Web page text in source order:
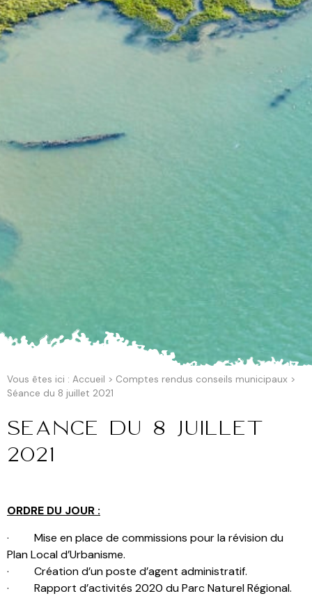
Vous êtes ici : Accueil > Comptes rendus conseils municipaux >
Séance du 8 juillet 2021
Séance du 8 juillet
2021
ORDRE DU JOUR :
· Mise en place de commissions pour la révision du
Plan Local d’Urbanisme.
· Création d’un poste d’agent administratif.
· Rapport d’activités 2020 du Parc Naturel Régional.